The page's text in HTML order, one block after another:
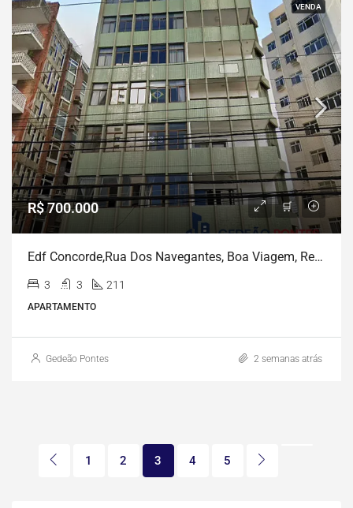
VENDA
R$ 700.000
Edf Concorde,Rua Dos Navegantes, Boa Viagem, Recife, PE
3 3 211
APARTAMENTO
Gedeão Pontes 2 semanas atrás
1 2 3 4 5